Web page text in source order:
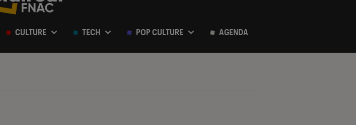
CULTURE TECH POP CULTURE AGENDA